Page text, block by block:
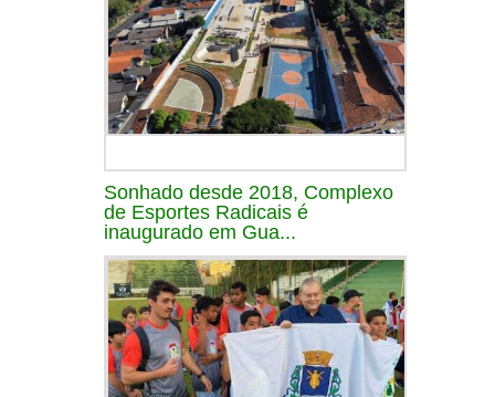
Sonhado desde 2018, Complexo
de Esportes Radicais é
inaugurado em Gua...